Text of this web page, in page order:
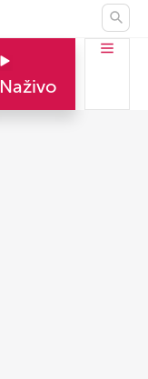
Naživo